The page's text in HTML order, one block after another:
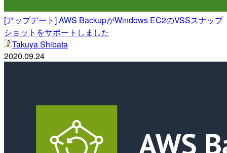
[アップデート] AWS BackupがWindows EC2のVSSスナップ
ショットをサポートしました
Takuya Shibata
2020.09.24